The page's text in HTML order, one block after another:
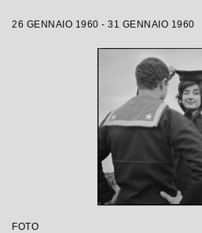
26 GENNAIO 1960 - 31 GENNAIO 1960
FOTO